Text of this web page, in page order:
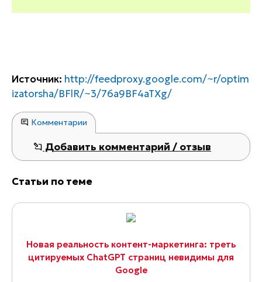
Источник: http://feedproxy.google.com/~r/optim
izatorsha/BFlR/~3/76a9BF4aTXg/
Комментарии
Добавить комментарий / отзыв
Статьи по теме
Новая реальность контент-маркетинга: треть
цитируемых ChatGPT страниц невидимы для
Google